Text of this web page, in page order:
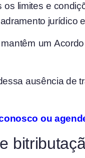
limites e
jurídico
um
ausência de
ou